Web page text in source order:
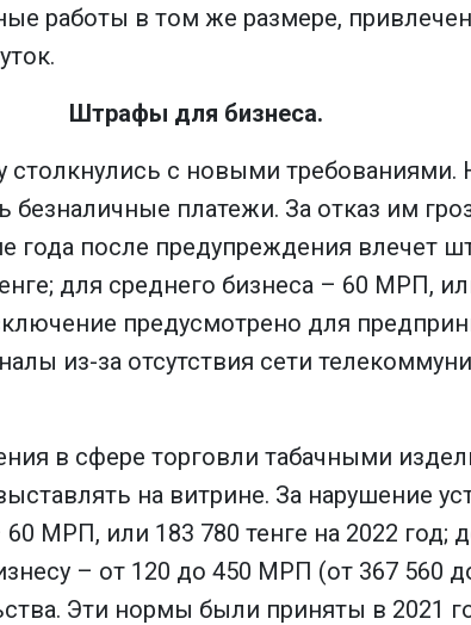
работы в том же размере,
Штрафы для бизнеса.
с новыми требованиями.
платежи. За отказ им
года после предупреждения влечет
для среднего бизнеса – 60 МРП,
предусмотрено для
из-за отсутствия сети
в сфере торговли табачными
на витрине. За нарушение
МРП, или 183 780 тенге на 2022
– от 120 до 450 МРП (от 367 560
Эти нормы были приняты в 2021